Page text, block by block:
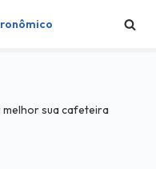
sua cafeteira